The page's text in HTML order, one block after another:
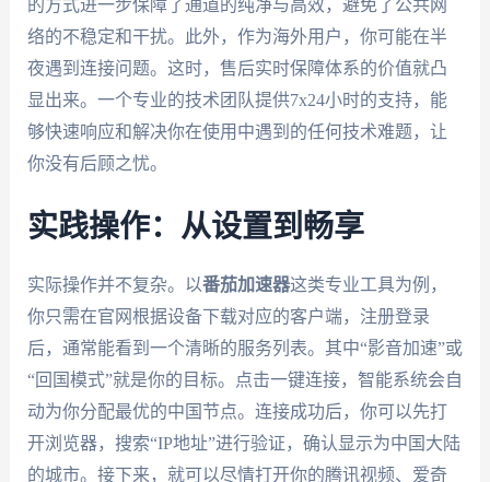
的方式进一步保障了通道的纯净与高效，避免了公共网
络的不稳定和干扰。此外，作为海外用户，你可能在半
夜遇到连接问题。这时，售后实时保障体系的价值就凸
显出来。一个专业的技术团队提供7x24小时的支持，能
够快速响应和解决你在使用中遇到的任何技术难题，让
你没有后顾之忧。
实践操作：从设置到畅享
实际操作并不复杂。以番茄加速器这类专业工具为例，
你只需在官网根据设备下载对应的客户端，注册登录
后，通常能看到一个清晰的服务列表。其中“影音加速”或
“回国模式”就是你的目标。点击一键连接，智能系统会自
动为你分配最优的中国节点。连接成功后，你可以先打
开浏览器，搜索“IP地址”进行验证，确认显示为中国大陆
的城市。接下来，就可以尽情打开你的腾讯视频、爱奇